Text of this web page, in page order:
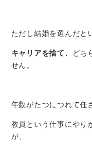
ただし結婚を選んだと
キャリアを捨て、
どち
せん。
年数がたつにつれて任
教員という仕事にやり
が、